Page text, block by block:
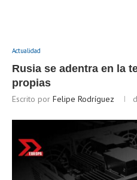
Actualidad
Rusia se adentra en la
propias
Escrito por Felipe Rodríguez